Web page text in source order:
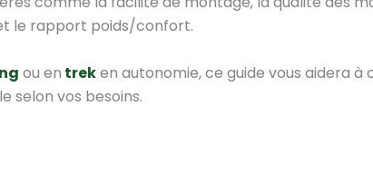
le rapport poids/confort.
ou en treken autonomie, ce guide vous aidera à
selon vos besoins.